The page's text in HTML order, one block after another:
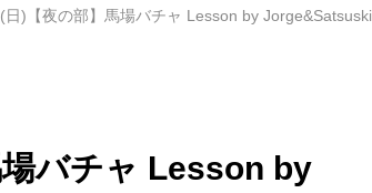
日)【夜の部】馬場バチャ Lesson by Jorge&Satsuski
バチャ Lesson by